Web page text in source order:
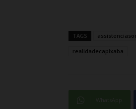
TAGS
realidadecapixaba